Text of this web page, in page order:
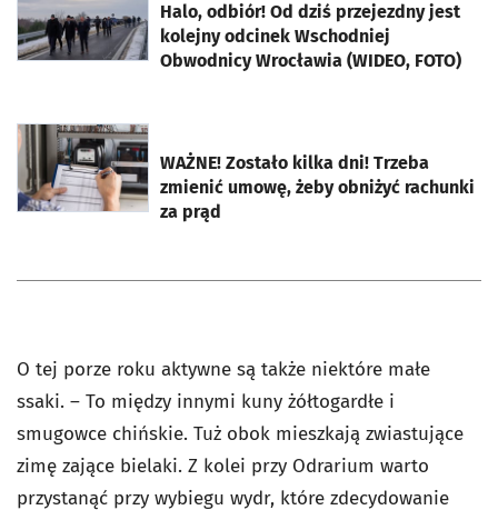
Halo, odbiór! Od dziś przejezdny jest
kolejny odcinek Wschodniej
Obwodnicy Wrocławia (WIDEO, FOTO)
WAŻNE! Zostało kilka dni! Trzeba
zmienić umowę, żeby obniżyć rachunki
za prąd
otworzy się w nowej karcie
O tej porze roku aktywne są także niektóre małe
ssaki. – To między innymi kuny żółtogardłe i
smugowce chińskie. Tuż obok mieszkają zwiastujące
zimę zające bielaki. Z kolei przy Odrarium warto
przystanąć przy wybiegu wydr, które zdecydowanie